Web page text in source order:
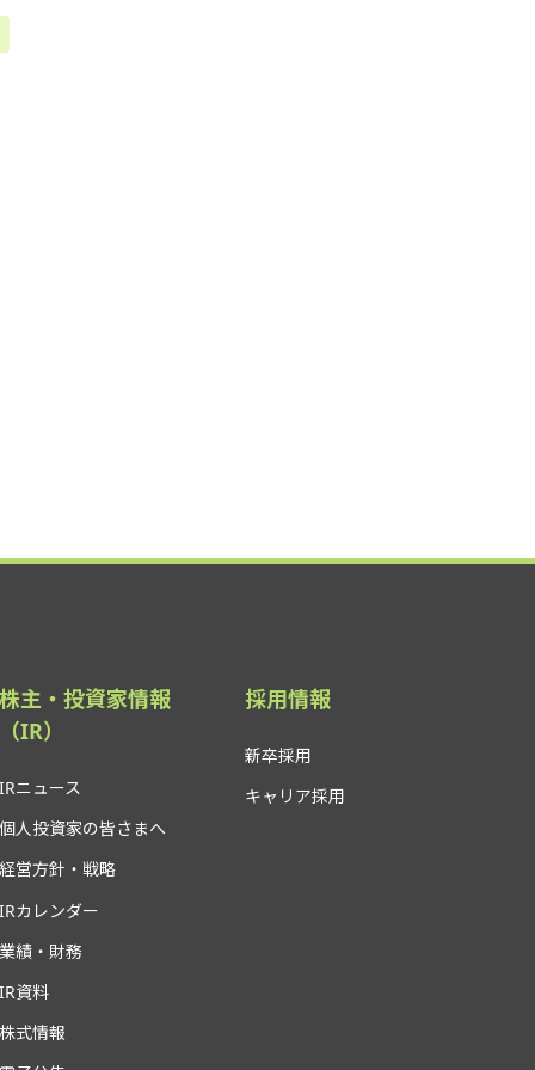
株主・投資家情報
（IR）
IRニュース
個人投資家の皆さまへ
経営方針・戦略
IRカレンダー
業績・財務
IR資料
株式情報
採用情報
新卒採用
キャリア採用